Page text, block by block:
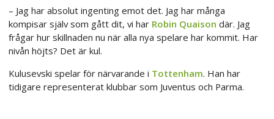
– Jag har absolut ingenting emot det. Jag har många
kompisar själv som gått dit, vi har Robin Quaison där. Jag
frågar hur skillnaden nu när alla nya spelare har kommit. Har
nivån höjts? Det är kul.
Kulusevski spelar för närvarande i Tottenham. Han har
tidigare representerat klubbar som Juventus och Parma.